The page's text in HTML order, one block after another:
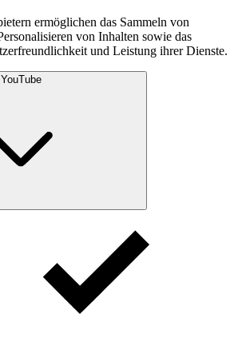
ermöglichen das Sammeln von
von Inhalten sowie das
und Leistung ihrer Dienste.
YouTube